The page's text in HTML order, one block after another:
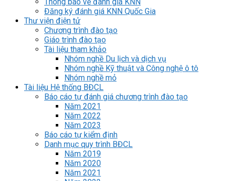
Đăng ký đánh giá KNN Quốc Gia
Thư viện điện tử
Chương trình đào tạo
Giáo trình đào tạo
Tài liệu tham khảo
Nhóm nghề Du lịch và dịch vụ
Nhóm nghề Kỹ thuật và Công nghệ ô tô
Nhóm nghề mỏ
Tài liệu Hệ thống BĐCL
Báo cáo tự đánh giá chương trình đào tạo
Năm 2021
Năm 2022
Năm 2023
Báo cáo tự kiểm định
Danh mục quy trình BĐCL
Năm 2019
Năm 2020
Năm 2021